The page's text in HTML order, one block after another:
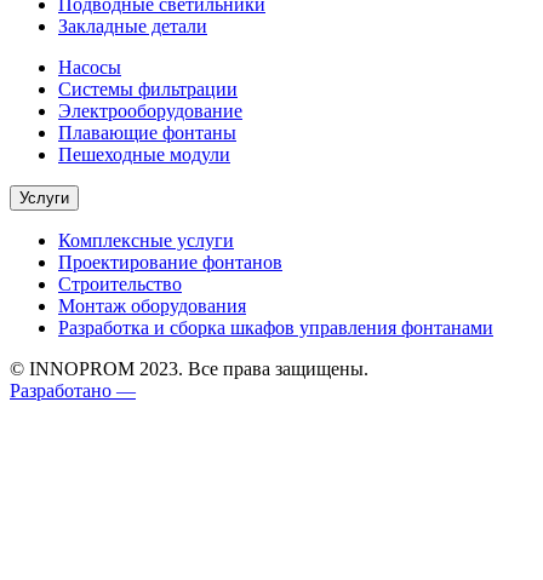
Закладные детали
Насосы
Системы фильтрации
Электрооборудование
Плавающие фонтаны
Пешеходные модули
Услуги
Комплексные услуги
Проектирование фонтанов
Строительство
Монтаж оборудования
Разработка и сборка шкафов управления фонтанами
© INNOPROM 2023. Все права защищены.
Разработано —